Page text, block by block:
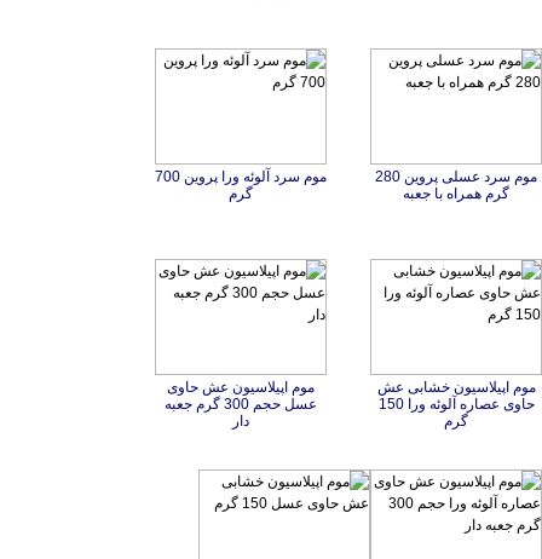
موم سرد عسلی پروین 280
گرم همراه با جعبه
موم سرد آلوئه ورا پروین 700
گرم
موم اپیلاسیون خشابی عش
حاوی عصاره آلوئه ورا 150
گرم
موم اپیلاسیون عش حاوی
عسل حجم 300 گرم جعبه
دار